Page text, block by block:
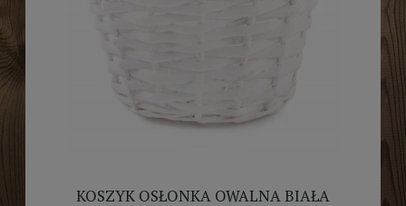
KOSZYK OSŁONKA OWALNA BIAŁA